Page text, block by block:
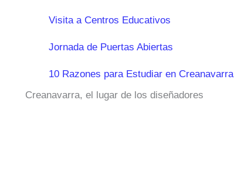
Visita a Centros Educativos
Jornada de Puertas Abiertas
10 Razones para Estudiar en Creanavarra
Creanavarra, el lugar de los diseñadores